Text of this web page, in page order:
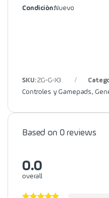
Condición:Nuevo
SKU:ZG-G-X3
Controles y Gamepads,
Based on 0 reviews
0.0
overall